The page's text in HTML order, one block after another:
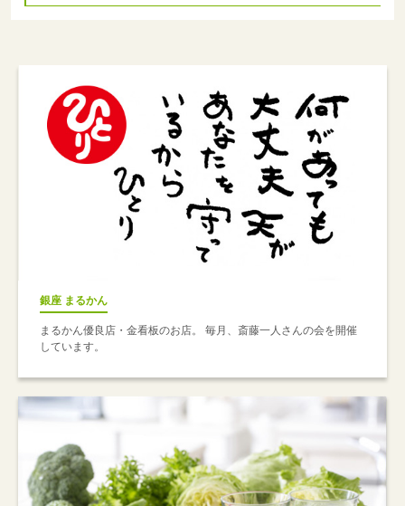
銀座 まるかん
まるかん優良店・金看板のお店。 毎月、斎藤一人さんの会を開催
しています。